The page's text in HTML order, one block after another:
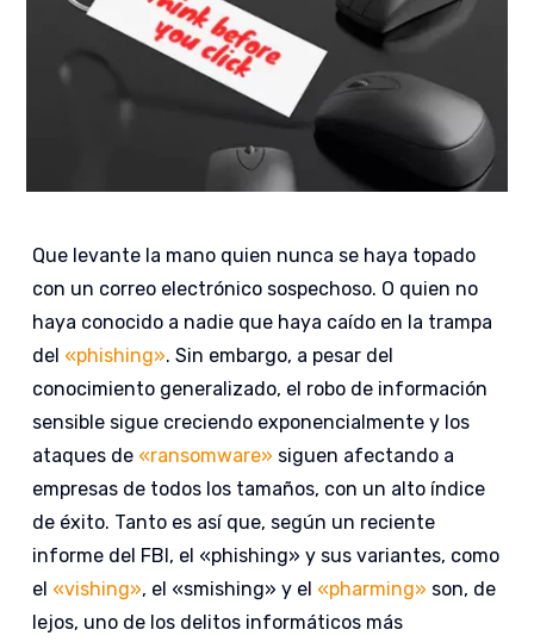
Que levante la mano quien nunca se haya topado
con un correo electrónico sospechoso. O quien no
haya conocido a nadie que haya caído en la trampa
del «phishing». Sin embargo, a pesar del
conocimiento generalizado, el robo de información
sensible sigue creciendo exponencialmente y los
ataques de «ransomware» siguen afectando a
empresas de todos los tamaños, con un alto índice
de éxito. Tanto es así que, según un reciente
informe del FBI, el «phishing» y sus variantes, como
el «vishing», el «smishing» y el «pharming» son, de
lejos, uno de los delitos informáticos más